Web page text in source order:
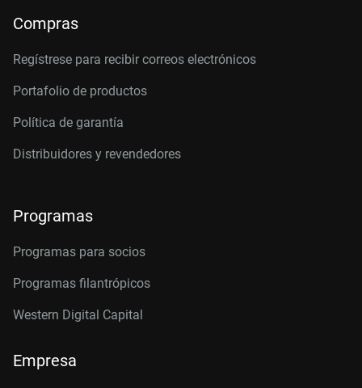
Compras
Regístrese para recibir correos electrónicos
Portafolio de productos
Política de garantía
Distribuidores y revendedores
Programas
Programas para socios
Programas filantrópicos
Western Digital Capital
Empresa